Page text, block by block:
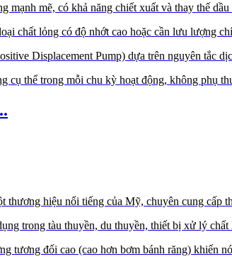
mạnh mẽ, có khả năng chiết xuất và thay thế
chất lỏng có độ nhớt cao hoặc cần lưu lượng
Displacement Pump) dựa trên nguyên tắc
cụ thể trong mỗi chu kỳ hoạt động, không phụ
hiệu nổi tiếng của Mỹ, chuyên cung cấp
trong tàu thuyền, du thuyền, thiết bị xử lý
tương đối cao (cao hơn bơm bánh răng) khiến